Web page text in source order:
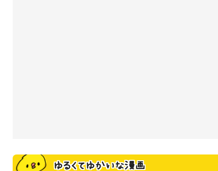
ゆるくてゆかいな漫画